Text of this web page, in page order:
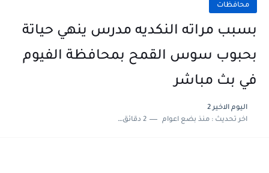
محافظات
بسبب مراته النكديه مدرس ينهي حياتة
بحبوب سوس القمح بمحافظة الفيوم
في بث مباشر
اليوم الاخير 2
اخر تحديث :منذ بضع اعوام 2 دقائق للقراءة